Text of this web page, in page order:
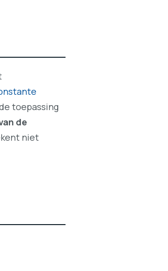
toepassing
de
niet